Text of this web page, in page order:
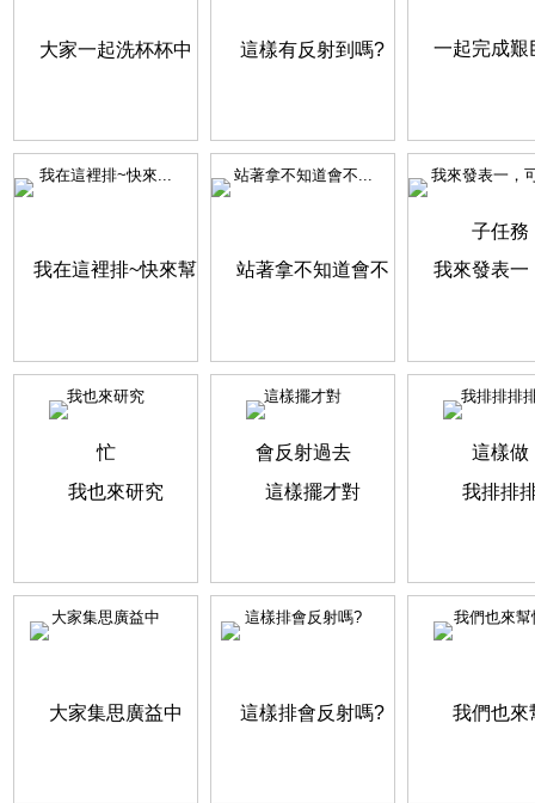
我在這裡排~快來... 站著拿不知道會不... 我來發表一，
我也來研究 這樣擺才對 我排排排
大家集思廣益中 這樣排會反射嗎? 我們也來幫